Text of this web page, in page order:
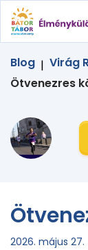
Blog | Virág
Ötvenezres
2026. május 27.